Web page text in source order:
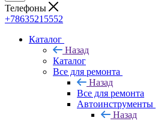
Телефоны
+78635215552
Каталог
Назад
Каталог
Все для ремонта
Назад
Все для ремонта
Автоинструменты
Назад